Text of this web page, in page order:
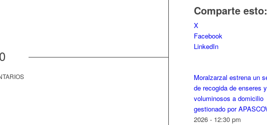
0
Comparte esto:
X
Facebook
LinkedIn
Moralzarzal estrena un
de recogida de enseres y
voluminosos a domicilio
gestionado por
2026 - 12:30 pm